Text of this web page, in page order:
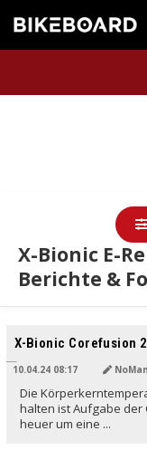
X-Bionic E-
Berichte &
Berichte
X-Bionic Corefusion
10.04.24 08:17 NoMan
Die
halten ist Aufgabe der
heuer um eine ...